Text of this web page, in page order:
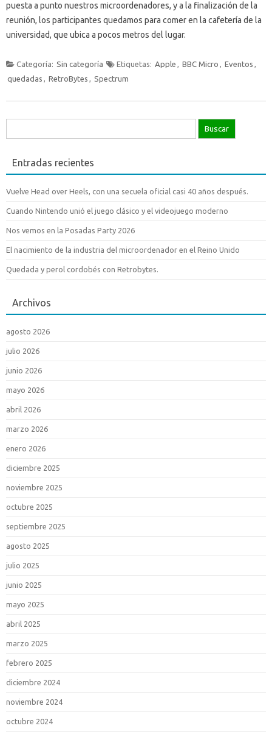
puesta a punto nuestros microordenadores, y a la finalización de la
reunión, los participantes quedamos para comer en la cafetería de la
universidad, que ubica a pocos metros del lugar.
Categoría: Sin categoría Etiquetas: Apple , BBC Micro , Eventos ,
quedadas , RetroBytes , Spectrum
Entradas recientes
Vuelve Head over Heels, con una secuela oficial casi 40 años después.
Cuando Nintendo unió el juego clásico y el videojuego moderno
Nos vemos en la Posadas Party 2026
El nacimiento de la industria del microordenador en el Reino Unido
Quedada y perol cordobés con Retrobytes.
Archivos
agosto 2026
julio 2026
junio 2026
mayo 2026
abril 2026
marzo 2026
enero 2026
diciembre 2025
noviembre 2025
octubre 2025
septiembre 2025
agosto 2025
julio 2025
junio 2025
mayo 2025
abril 2025
marzo 2025
febrero 2025
diciembre 2024
noviembre 2024
octubre 2024